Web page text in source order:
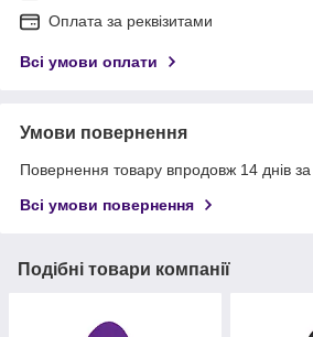
Оплата за реквізитами
Всі умови оплати
Умови повернення
Повернення товару впродовж 14 днів
Всі умови повернення
Подібні товари компанії